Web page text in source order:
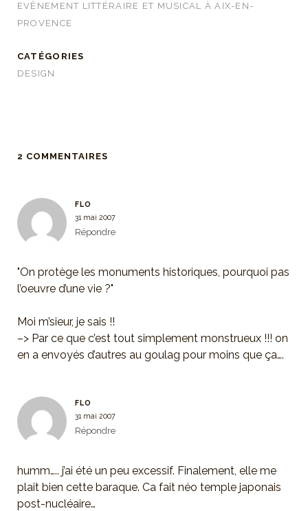
EVÈNEMENT LITTÉRAIRE ET MUSICAL À AIX-EN-
PROVENCE
CATÉGORIES
DESIGN
2 COMMENTAIRES
FLO
31 mai 2007
Répondre
"On protège les monuments historiques, pourquoi pas
l’oeuvre d’une vie ?"
Moi m’sieur, je sais !!
–> Par ce que c’est tout simplement monstrueux !!! on
en a envoyés d’autres au goulag pour moins que ça….
FLO
31 mai 2007
Répondre
humm….. j’ai été un peu excessif. Finalement, elle me
plait bien cette baraque. Ca fait néo temple japonais
post-nucléaire…